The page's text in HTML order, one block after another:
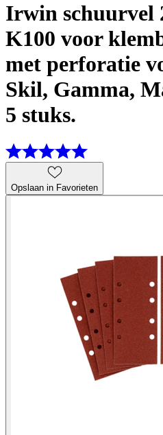
Irwin schuurvel
K100 voor
met perforatie
Skil, Gamma,
5 stuks.
Opslaan in Favorieten